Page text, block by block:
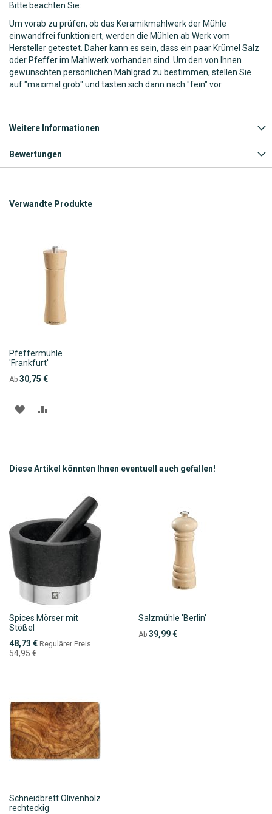
Bitte beachten Sie:
Um vorab zu prüfen, ob das Keramikmahlwerk der Mühle
einwandfrei funktioniert, werden die Mühlen ab Werk vom
Hersteller getestet. Daher kann es sein, dass ein paar Krümel Salz
oder Pfeffer im Mahlwerk vorhanden sind. Um den von Ihnen
gewünschten persönlichen Mahlgrad zu bestimmen, stellen Sie
auf "maximal grob" und tasten sich dann nach "fein" vor.
Weitere Informationen
Bewertungen
Verwandte Produkte
Pfeffermühle
'Frankfurt'
Ab 30,75 €
ZUR
Diese Artikel könnten Ihnen eventuell auch gefallen!
Spices Mörser mit
Stößel
Sonderpreis
48,73 € Regulärer Preis
54,95 €
Salzmühle 'Berlin'
Ab 39,99 €
Schneidbrett Olivenholz
rechteckig